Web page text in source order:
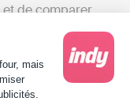
:
mais
de comparer
services offerts.
une vue
prestations